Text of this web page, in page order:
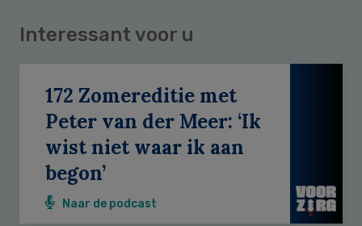
Interessant voor u
172 Zomereditie met
Peter van der Meer: ‘Ik
wist niet waar ik aan
begon’
Naar de podcast